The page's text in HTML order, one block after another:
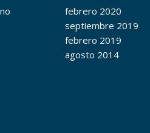
febrero 2020
septiembre 2019
febrero 2019
agosto 2014